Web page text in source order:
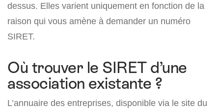
dessus. Elles varient uniquement en fonction de la
raison qui vous amène à demander un numéro
SIRET.
Où trouver le SIRET d’une
association existante ?
L’annuaire des entreprises, disponible via le site du